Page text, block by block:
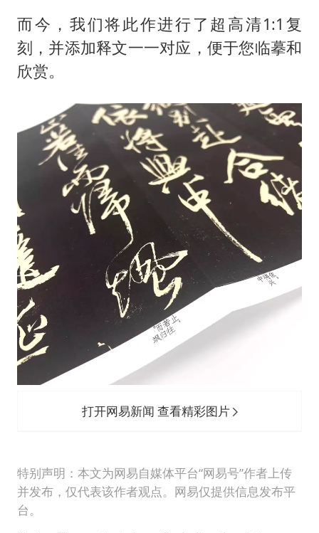
而今，我们将此作进行了超高清1:1复
刻，并添加释文一一对应，便于您临摹和
欣赏。
打开网易新闻 查看精彩图片
特别声明：本文为网易自媒体平台“网易号”作者上传
并发布，仅代表该作者观点。网易仅提供信息发布平
台。